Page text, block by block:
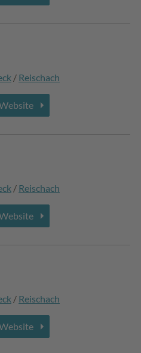
/ Reischach
/ Reischach
/ Reischach